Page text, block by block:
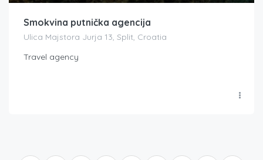
Smokvina putnička agencija
Ulica Majstora Jurja 13, Split, Croatia
Travel agency